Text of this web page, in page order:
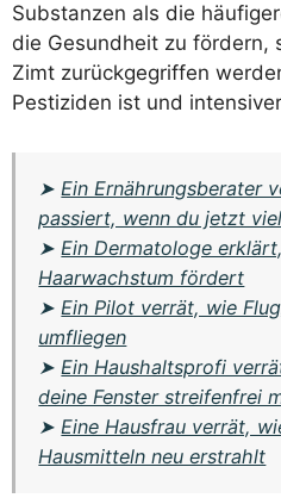
Substanzen als die
die Gesundheit zu fördern,
Zimt zurückgegriffen
Pestiziden ist und
➤Ein Ernährungsberater
passiert, wenn du jetzt
➤Ein Dermatologe
Haarwachstum fördert
➤Ein Pilot verrät, wie
umfliegen
➤Ein Haushaltsprofi
deine Fenster streifenfrei
➤Eine Hausfrau verrät,
Hausmitteln neu erstrahlt